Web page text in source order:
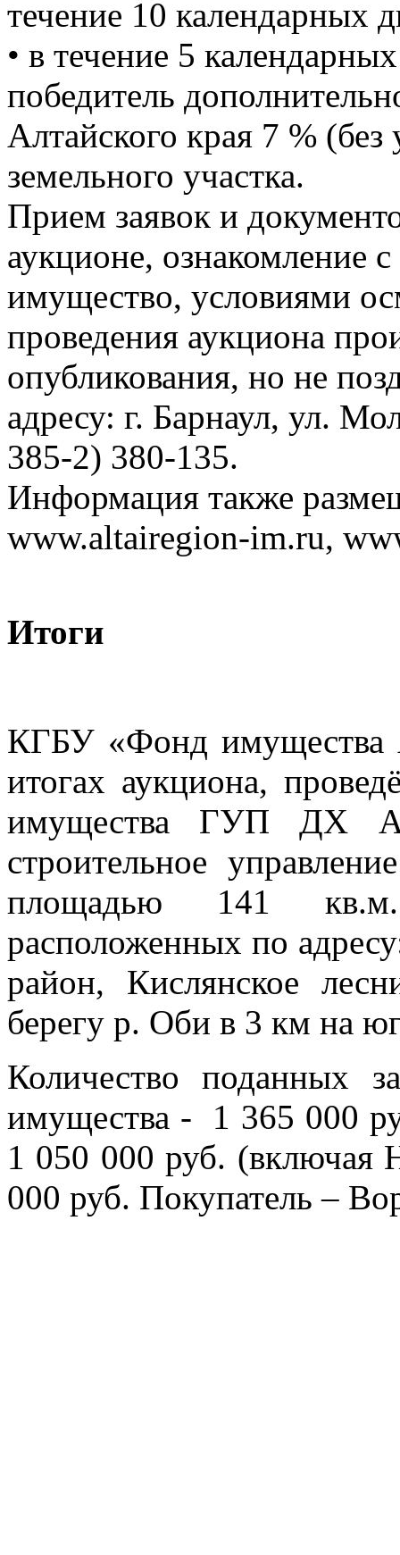
течение 10 календарных
• в течение 5
победитель
Алтайского края 7 %
земельного участка.
Прием заявок и
аукционе, ознакомление
имущество, условиями
проведения аукциона
опубликования, но не
адресу: г. Барнаул, ул.
385-2) 380-135.
Информация также
www.altairegion-im.ru,
Итоги
КГБУ «Фонд имущества
итогах аукциона,
имущества ГУП
строительное
площадью 141
расположенных по
район, Кислянское
берегу р. Оби в 3 км на
Количество поданных
имущества -
1 365 000
1 050 000 руб. (включая
000 руб. Покупатель –